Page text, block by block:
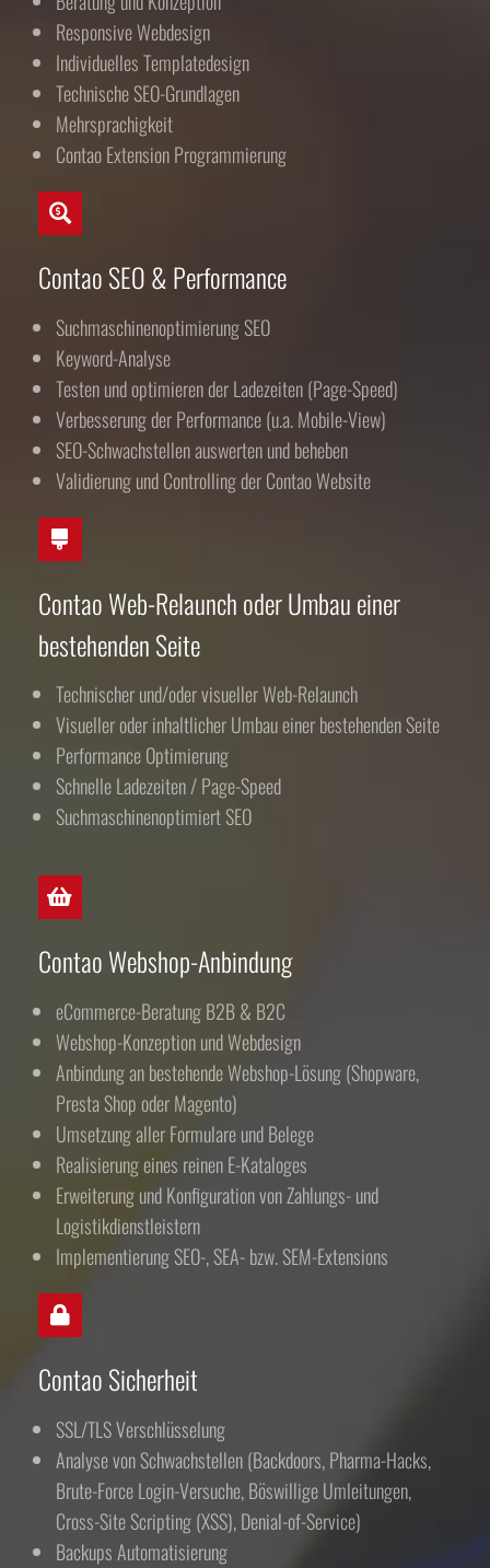
Responsive Webdesign
Individuelles Templatedesign
Technische SEO-Grundlagen
Mehrsprachigkeit
Contao Extension Programmierung
Contao SEO & Performance
Suchmaschinenoptimierung SEO
Keyword-Analyse
Testen und optimieren der Ladezeiten (Page-Speed)
Verbesserung der Performance (u.a. Mobile-View)
SEO-Schwachstellen auswerten und beheben
Validierung und Controlling der Contao Website
Contao Web-Relaunch oder Umbau einer
bestehenden Seite
Technischer und/oder visueller Web-Relaunch
Visueller oder inhaltlicher Umbau einer bestehenden Seite
Performance Optimierung
Schnelle Ladezeiten / Page-Speed
Suchmaschinenoptimiert SEO
Contao Webshop-Anbindung
eCommerce-Beratung B2B & B2C
Webshop-Konzeption und Webdesign
Anbindung an bestehende Webshop-Lösung (Shopware,
Presta Shop oder Magento)
Umsetzung aller Formulare und Belege
Realisierung eines reinen E-Kataloges
Erweiterung und Konfiguration von Zahlungs- und
Logistikdienstleistern
Implementierung SEO-, SEA- bzw. SEM-Extensions
Contao Sicherheit
SSL/TLS Verschlüsselung
Analyse von Schwachstellen (Backdoors, Pharma-Hacks,
Brute-Force Login-Versuche, Böswillige Umleitungen,
Cross-Site Scripting (XSS), Denial-of-Service)
Backups Automatisierung